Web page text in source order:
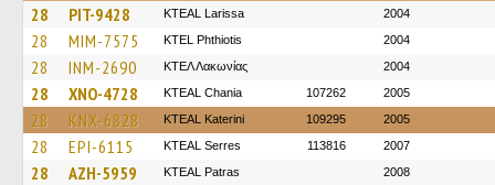
28 PIT-9428 KTEAL Larissa 2004
28 MIM-7575 ΚΤΕL Phthiotis 2004
28 INM-2690 ΚΤΕΛ Λακωνίας 2004
28 XNO-4728 KTEAL Chania 107262 2005
28 KNX-6828 KTEAL Katerini 109295 2005
28 EPI-6115 KTEAL Serres 113816 2007
28 AZH-5959 KTEAL Patras 2008